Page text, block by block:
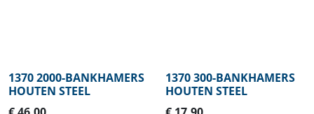
1370 2000-BANKHAMERS
HOUTEN STEEL
1370 300-BANKHAMERS
HOUTEN STEEL